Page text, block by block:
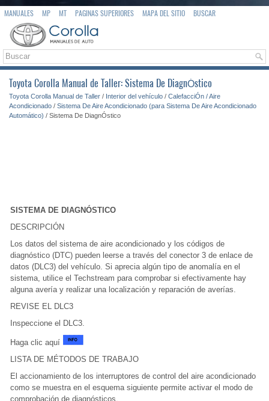
MANUALES MP MT PAGINAS SUPERIORES MAPA DEL SITIO BUSCAR
Toyota Corolla Manual de Taller: Sistema De DiagnÓstico
Toyota Corolla Manual de Taller / Interior del vehículo / CalefacciÓn / Aire
Acondicionado / Sistema De Aire Acondicionado (para Sistema De Aire Acondicionado
Automático) / Sistema De DiagnÓstico
SISTEMA DE DIAGNÓSTICO
DESCRIPCIÓN
Los datos del sistema de aire acondicionado y los códigos de
diagnóstico (DTC) pueden leerse a través del conector 3 de enlace de
datos (DLC3) del vehículo. Si aprecia algún tipo de anomalía en el
sistema, utilice el Techstream para comprobar si efectivamente hay
alguna avería y realizar una localización y reparación de averías.
REVISE EL DLC3
Inspeccione el DLC3.
Haga clic aquí
LISTA DE MÉTODOS DE TRABAJO
El accionamiento de los interruptores de control del aire acondicionado
como se muestra en el esquema siguiente permite activar el modo de
comprobación de diagnósticos.